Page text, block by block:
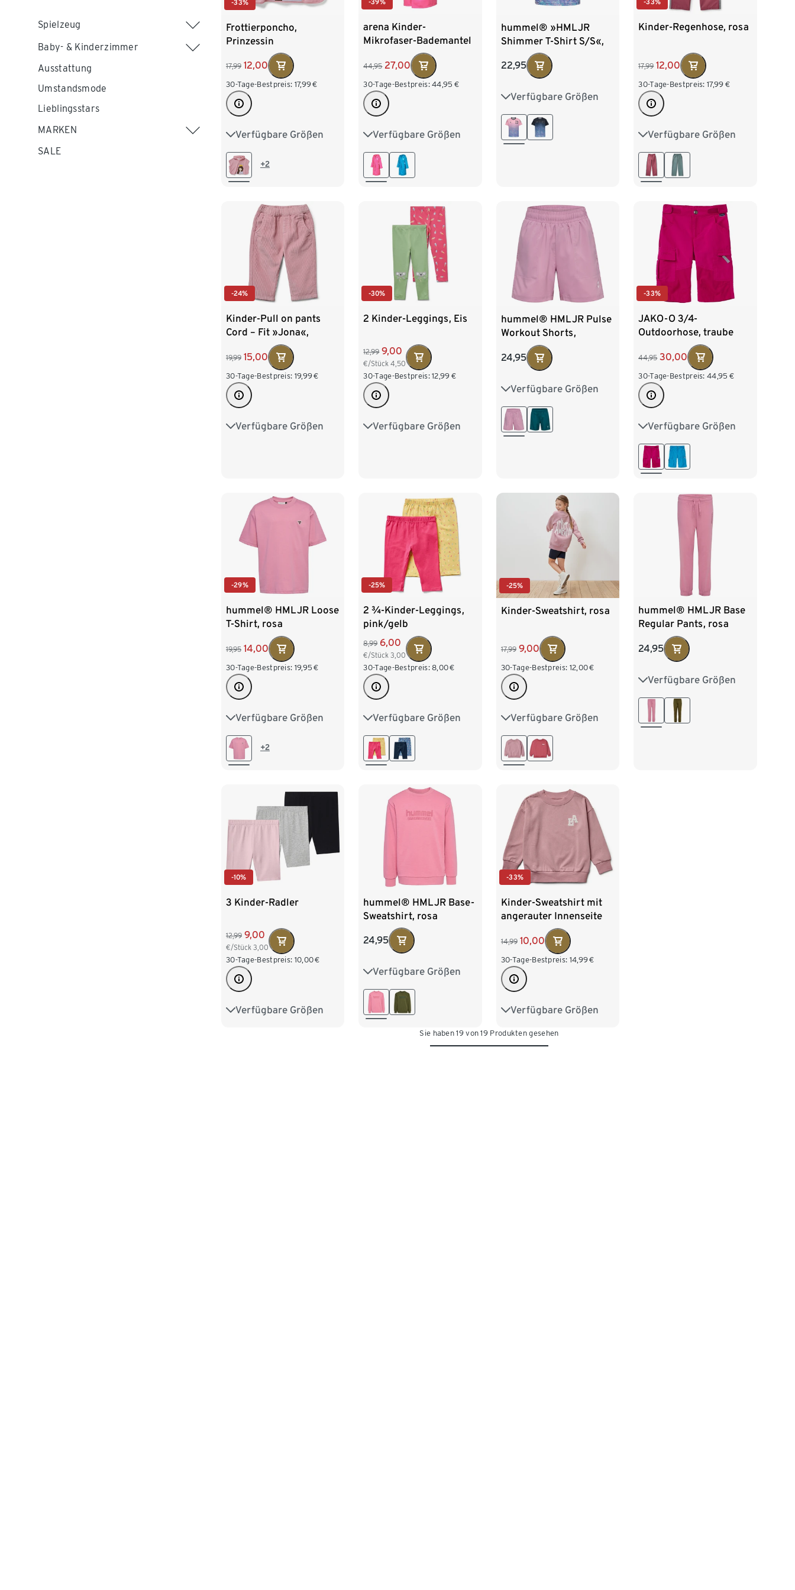
Spielzeug
Baby- & Kinderzimmer
Ausstattung
Umstandsmode
Lieblingsstars
MARKEN
SALE
-33%
Frottierponcho,
Prinzessin
17,99 12,00
30-Tage-Bestpreis: 17,99€
Verfügbare Größen
74/80 86/92
98/104 +2
-39%
arena Kinder-
Mikrofaser-Bademantel
44,95 27,00
30-Tage-Bestpreis: 44,95 €
Verfügbare Größen
116 128 140 152
164
hummel® »HMLJR
Shimmer T-Shirt S/S«,
22,95
Verfügbare Größen
110 116 122 128
134 140
-33%
Kinder-Regenhose, rosa
17,99 12,00
30-Tage-Bestpreis: 17,99 €
Verfügbare Größen
122/128 134/140
146/152
-24%
Kinder-Pull on pants
Cord – Fit »Jona«,
19,99 15,00
30-Tage-Bestpreis: 19,99€
Verfügbare Größen
62/68 74/80 86/92
-30%
2 Kinder-Leggings, Eis
12,99 9,00
€/Stück4,50
30-Tage-Bestpreis: 12,99 €
Verfügbare Größen
86/92 98/104
hummel® HMLJR Pulse
Workout Shorts,
lavendel
24,95
Verfügbare Größen
110 116 122 128
134 140
-33%
JAKO-O 3/4-
Outdoorhose, traube
44,95 30,00
30-Tage-Bestpreis: 44,95 €
Verfügbare Größen
98 104 110 116
128
-29%
hummel® HMLJR Loose
T-Shirt, rosa
19,95 14,00
30-Tage-Bestpreis: 19,95 €
Verfügbare Größen
98/104 110/116
122/128+2
-25%
2 ¾-Kinder-Leggings,
pink/gelb
8,99 6,00
€/Stück3,00
30-Tage-Bestpreis: 8,00€
Verfügbare Größen
50/56 62/68 74/80
86/92 98/104
-25%
Kinder-Sweatshirt, rosa
17,99 9,00
30-Tage-Bestpreis: 12,00€
Verfügbare Größen
98/104 110/116
122/128
170/176
hummel® HMLJR Base
Regular Pants, rosa
24,95
Verfügbare Größen
122 128 134 140
146 152
-10%
3 Kinder-Radler
12,99 9,00
€/Stück 3,00
30-Tage-Bestpreis: 10,00€
Verfügbare Größen
98/104 110/116
hummel® HMLJR Base-
Sweatshirt, rosa
24,95
Verfügbare Größen
122/128 134/140
146/152
-33%
Kinder-Sweatshirt mit
angerauter Innenseite
14,99 10,00
30-Tage-Bestpreis: 14,99€
Verfügbare Größen
122/128 134/140
146/152 158/164
Sie haben 19 von 19 Produkten gesehen